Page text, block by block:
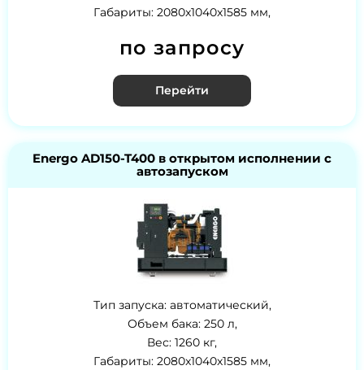
Габариты: 2080x1040x1585 мм,
по запросу
Перейти
Energo AD150-T400 в открытом исполнении с
автозапуском
Тип запуска: автоматический,
Объем бака: 250 л,
Вес: 1260 кг,
Габариты: 2080x1040x1585 мм,